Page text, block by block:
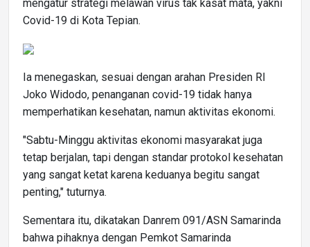
mengatur strategi melawan virus tak kasat mata, yakni
Covid-19 di Kota Tepian.
Ia menegaskan, sesuai dengan arahan Presiden RI
Joko Widodo, penanganan covid-19 tidak hanya
memperhatikan kesehatan, namun aktivitas ekonomi.
"Sabtu-Minggu aktivitas ekonomi masyarakat juga
tetap berjalan, tapi dengan standar protokol kesehatan
yang sangat ketat karena keduanya begitu sangat
penting," tuturnya.
Sementara itu, dikatakan Danrem 091/ASN Samarinda
bahwa pihaknya dengan Pemkot Samarinda